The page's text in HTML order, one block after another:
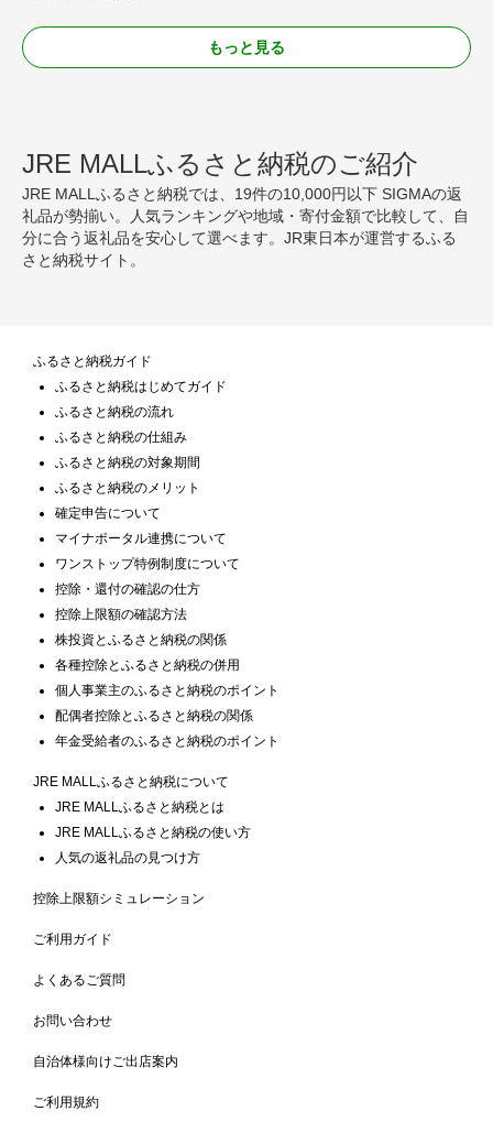
もっと見る
JRE MALLふるさと納税のご紹介
JRE MALLふるさと納税では、19件の10,000円以下 SIGMAの返
礼品が勢揃い。人気ランキングや地域・寄付金額で比較して、自
分に合う返礼品を安心して選べます。JR東日本が運営するふる
さと納税サイト。
ふるさと納税ガイド
ふるさと納税はじめてガイド
ふるさと納税の流れ
ふるさと納税の仕組み
ふるさと納税の対象期間
ふるさと納税のメリット
確定申告について
マイナポータル連携について
ワンストップ特例制度について
控除・還付の確認の仕方
控除上限額の確認方法
株投資とふるさと納税の関係
各種控除とふるさと納税の併用
個人事業主のふるさと納税のポイント
配偶者控除とふるさと納税の関係
年金受給者のふるさと納税のポイント
JRE MALLふるさと納税について
JRE MALLふるさと納税とは
JRE MALLふるさと納税の使い方
人気の返礼品の見つけ方
控除上限額シミュレーション
ご利用ガイド
よくあるご質問
お問い合わせ
自治体様向けご出店案内
ご利用規約